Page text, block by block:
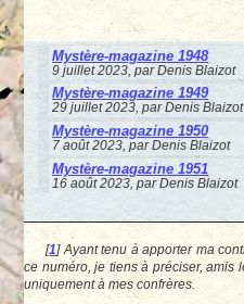
Mystère-magazine 1948
9 juillet 2023, par Denis Blaizot
Mystère-magazine 1949
29 juillet 2023, par Denis Blaizot
Mystère-magazine 1950
7 août 2023, par Denis Blaizot
Mystère-magazine 1951
16 août 2023, par Denis Blaizot
[1] Ayant tenu à apporter ma
ce numéro, je tiens à préciser, amis
uniquement à mes confrères.